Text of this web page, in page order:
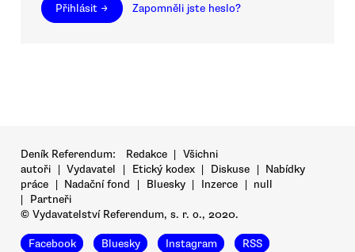
Přihlásit → Zapomněli jste heslo?
Deník Referendum: Redakce | Všichni
autoři | Vydavatel | Etický kodex | Diskuse | Nabídky
práce | Nadační fond | Bluesky | Inzerce | null
|
Partneři
© Vydavatelství Referendum, s. r. o., 2020.
Facebook Bluesky Instagram RSS